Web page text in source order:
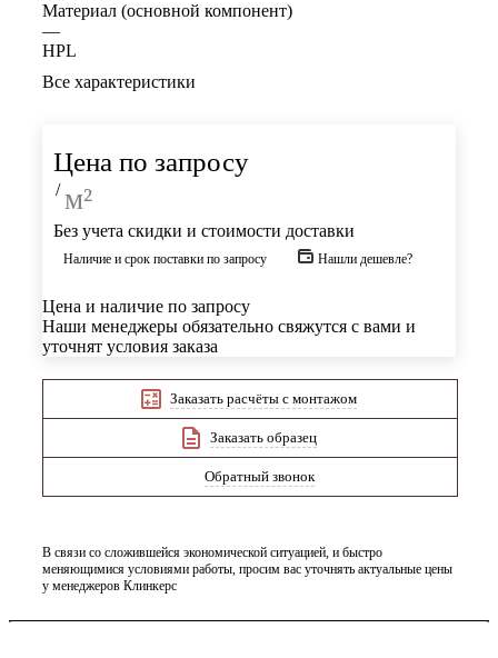
Материал (основной компонент)
—
HPL
Все характеристики
Цена по запросу
/ м²
Без учета скидки и стоимости доставки
Наличие и срок поставки по запросу Нашли дешевле?
Цена и наличие по запросу
Наши менеджеры обязательно свяжутся с вами и
уточнят условия заказа
Заказать расчёты с монтажом
Заказать образец
Обратный звонок
В связи со сложившейся экономической ситуацией, и быстро
меняющимися условиями работы, просим вас уточнять актуальные цены
у менеджеров Клинкерс